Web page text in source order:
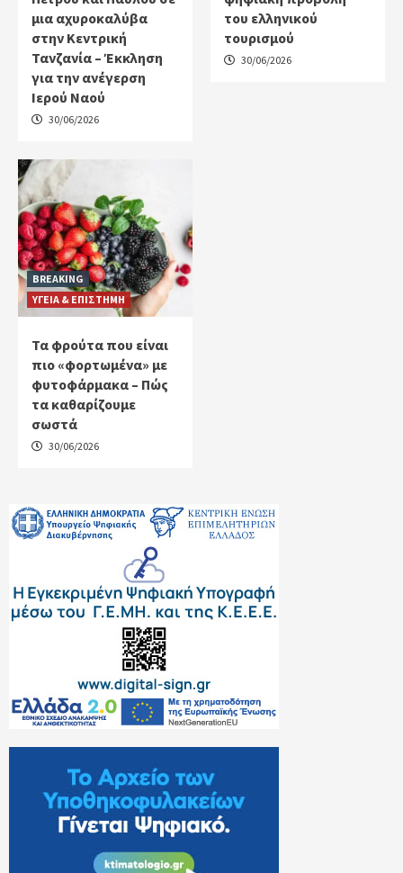
μια αχυροκαλύβα
στην Κεντρική
Τανζανία – Έκκληση
για την ανέγερση
Ιερού Ναού
30/06/2026
του ελληνικού
τουρισμού
30/06/2026
BREAKING
ΥΓΕΙΑ & ΕΠΙΣΤΗΜΗ
Τα φρούτα που είναι
πιο «φορτωμένα» με
φυτοφάρμακα – Πώς
τα καθαρίζουμε
σωστά
30/06/2026